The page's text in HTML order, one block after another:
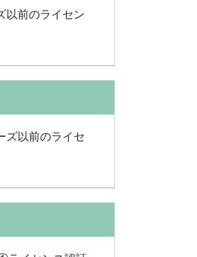
以前のライセン
ズ以前のライセ